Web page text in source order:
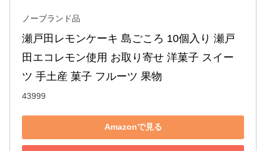
ノーブランド品
瀬戸田レモンケーキ 島ごころ 10個入り 瀬戸
田エコレモン使用 お取り寄せ 洋菓子 スイー
ツ 手土産 菓子 フルーツ 果物
43999
Amazonで見る